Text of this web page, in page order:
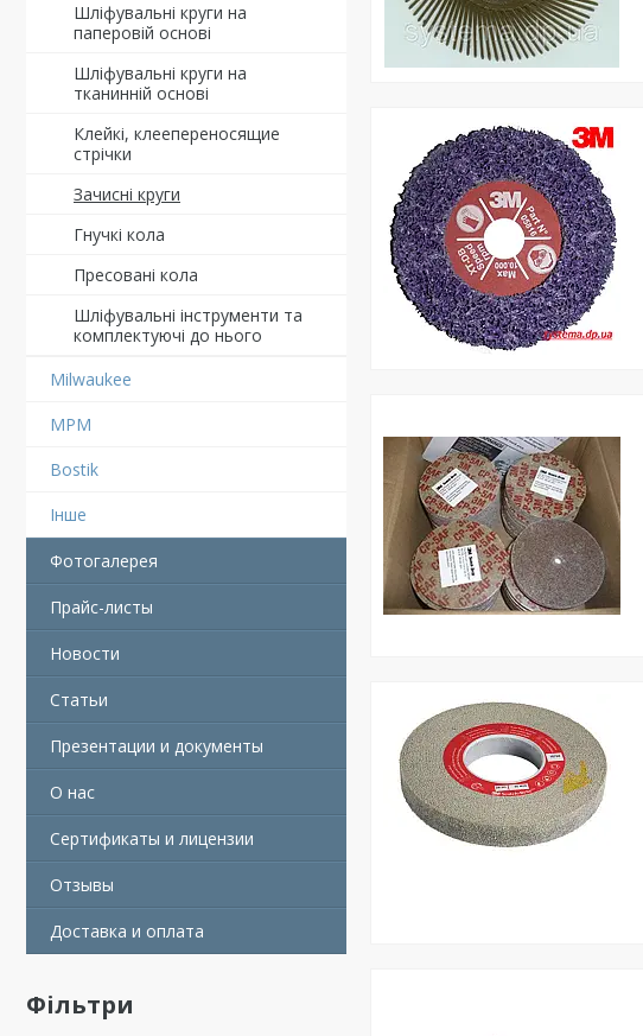
Шліфувальні круги на
паперовій основі
Шліфувальні круги на
тканинній основі
Клейкі, клеепереносящие
стрічки
Зачисні круги
Гнучкі кола
Пресовані кола
Шліфувальні інструменти та
комплектуючі до нього
Milwaukee
MPM
Bostik
Інше
Фотогалерея
Прайс-листы
Новости
Статьи
Презентации и документы
О нас
Сертификаты и лицензии
Отзывы
Доставка и оплата
Фільтри